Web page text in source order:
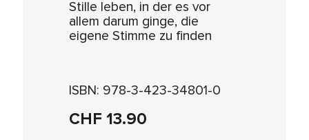
Stille leben, in der es vor
allem darum ginge, die
eigene Stimme zu finden
ISBN: 978-3-423-34801-0
CHF13.90